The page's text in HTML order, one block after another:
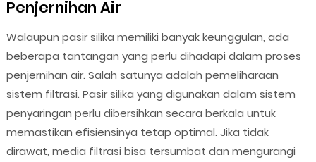
Penjernihan Air
Walaupun pasir silika memiliki banyak keunggulan, ada
beberapa tantangan yang perlu dihadapi dalam proses
penjernihan air. Salah satunya adalah pemeliharaan
sistem filtrasi. Pasir silika yang digunakan dalam sistem
penyaringan perlu dibersihkan secara berkala untuk
memastikan efisiensinya tetap optimal. Jika tidak
dirawat, media filtrasi bisa tersumbat dan mengurangi